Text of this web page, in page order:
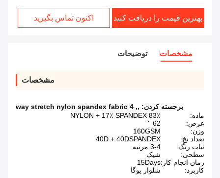
بهترین قیمت را دریافت کنید اکنون تماس بگیرید
مشخصات توضیحات
مشخصات
برجسته کردن: ,
,
4 way stretch nylon spandex fabric
ماده:
83٪ NYLON + 17٪ SPANDEX
عرض:
62 ''
وزن:
160GSM
تعداد نخ:
40D + 40DSPANDEX
ثبات رنگ:
3-4 مرتبه
سطحی:
شیک
زمان انجام کار:15Days
کاربرد:
شلوار یوگا